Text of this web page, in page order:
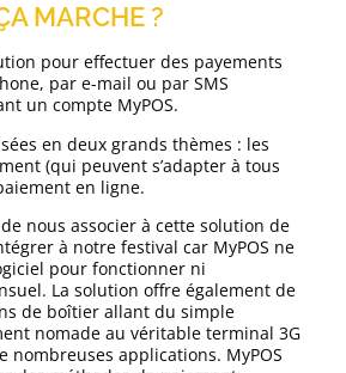
MARCHE ?
pour effectuer des payements
par e-mail ou par SMS
un compte MyPOS.
en deux grands thèmes : les
(qui peuvent s’adapter à tous
en ligne.
nous associer à cette solution de
à notre festival car MyPOS ne
pour fonctionner ni
La solution offre également de
de boîtier allant du simple
nomade au véritable terminal 3G
nombreuses applications. MyPOS